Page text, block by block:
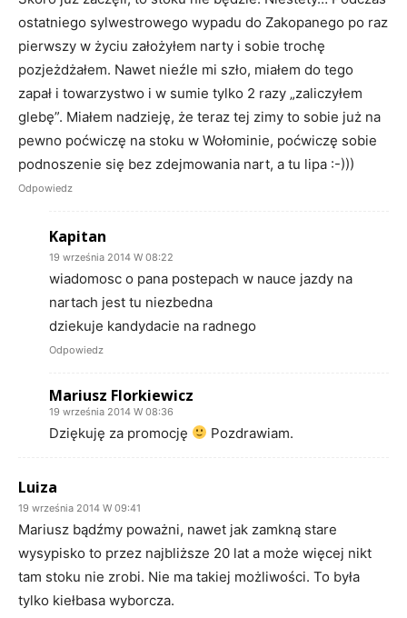
ostatniego sylwestrowego wypadu do Zakopanego po raz
pierwszy w życiu założyłem narty i sobie trochę
pozjeżdżałem. Nawet nieźle mi szło, miałem do tego
zapał i towarzystwo i w sumie tylko 2 razy „zaliczyłem
glebę”. Miałem nadzieję, że teraz tej zimy to sobie już na
pewno poćwiczę na stoku w Wołominie, poćwiczę sobie
podnoszenie się bez zdejmowania nart, a tu lipa :-)))
Odpowiedz
Kapitan
19 września 2014 W 08:22
wiadomosc o pana postepach w nauce jazdy na
nartach jest tu niezbedna
dziekuje kandydacie na radnego
Odpowiedz
Mariusz Florkiewicz
19 września 2014 W 08:36
Dziękuję za promocję Pozdrawiam.
Luiza
19 września 2014 W 09:41
Mariusz bądźmy poważni, nawet jak zamkną stare
wysypisko to przez najbliższe 20 lat a może więcej nikt
tam stoku nie zrobi. Nie ma takiej możliwości. To była
tylko kiełbasa wyborcza.